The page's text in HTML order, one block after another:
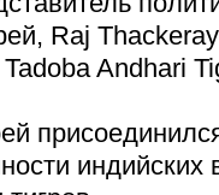
Raj
Andhari
индийских